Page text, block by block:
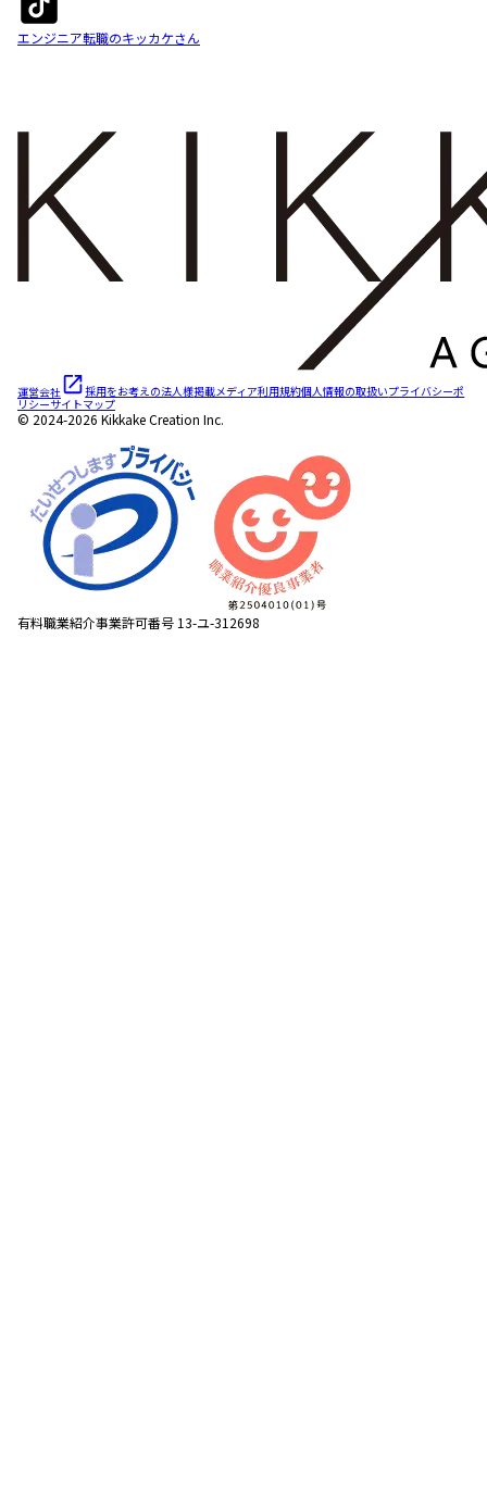
エンジニア転職のキッカケさん
運営会社 採用をお考えの法人様掲載メディア利用規約個人情報の取扱いプライバシーポ
リシーサイトマップ
© 2024-2026 Kikkake Creation Inc.
有料職業紹介事業許可番号 13-ユ-312698